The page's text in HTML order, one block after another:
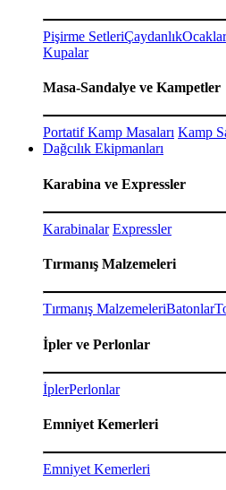
Pişirme SetleriÇaydanlık
Kupalar
Masa-Sandalye ve Kampetler
Portatif Kamp Masaları Kamp
Dağcılık Ekipmanları
Karabina ve Expressler
Karabinalar Expressler
Tırmanış Malzemeleri
Tırmanış MalzemeleriBatonlar
İpler ve Perlonlar
İplerPerlonlar
Emniyet Kemerleri
Emniyet Kemerleri